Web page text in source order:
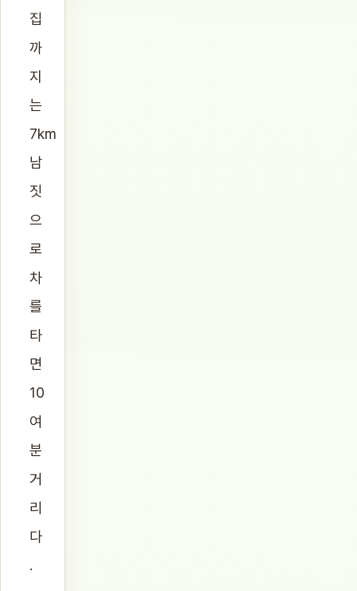
집
까
지
는
7km
남
짓
으
로
차
를
타
면
10
여
분
거
리
다
.